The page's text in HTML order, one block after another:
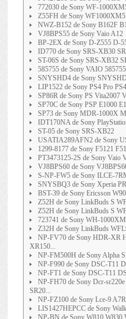
772030 de Sony WF-
Z55FH de Sony
NWZ-B152 de Sony B162F
VJ8BPS55 de Sony Vaio A12
BP-2EX de Sony D-Z555 D-
ID770 de Sony SRS-XB30
ST-06S de Sony SRS-XB32
585755 de Sony VAIO 585755
SNYSHD4 de Sony
LIP1522 de Sony PS4 Pro
SP86R de Sony PS Vita2007
SP70C de Sony PSP E1000
SP73 de Sony MDR-1000X
IDT170NA de Sony
ST-05 de Sony SRS-XB22
USATIA289AFN2 de Sony
1299-8177 de Sony F5121
PT3473125-2S de Sony Vaio
VJ8BPS60 de Sony
S-NP-FW5 de Sony ILCE-
SNYSBQ3 de Sony Xperia
BST-39 de Sony Ericsson
Z52H de Sony LinkBuds S
Z52H de Sony LinkBuds S
723741 de Sony WH-
Z32H de Sony LinkBuds
NP-FV70 de Sony HDR-XR
XR150...
NP-FM500H de Sony Alpha
NP-F990 de Sony DSC-T11
NP-FT1 de Sony DSC-T11
NP-FH70 de Sony Dcr-
SR20...
NP-FZ100 de Sony Lce-9
LIS1427HEPCC de Sony
NP-BN de Sony W810 W830